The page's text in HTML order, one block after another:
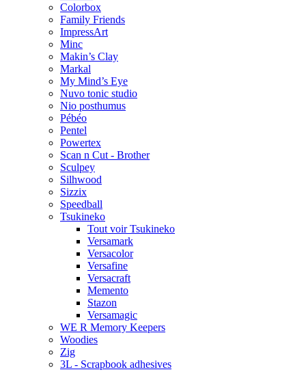
Colorbox
Family Friends
ImpressArt
Minc
Makin’s Clay
Markal
My Mind’s Eye
Nuvo tonic studio
Nio posthumus
Pébéo
Pentel
Powertex
Scan n Cut - Brother
Sculpey
Silhwood
Sizzix
Speedball
Tsukineko
Tout voir Tsukineko
Versamark
Versacolor
Versafine
Versacraft
Memento
Stazon
Versamagic
WE R Memory Keepers
Woodies
Zig
3L - Scrapbook adhesives